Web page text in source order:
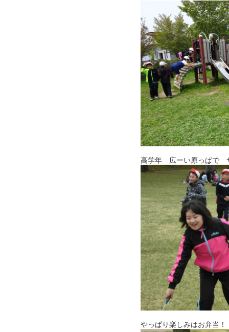
高学年 広ーい原っぱで
やっぱり楽しみはお弁当！